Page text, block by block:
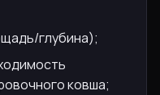
глубина);
ковша;